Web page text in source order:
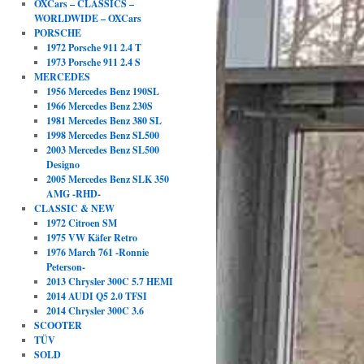
OXCars – CLASSICS –
WORLDWIDE – OXCars
PORSCHE
1972 Porsche 911 2.4 T
1973 Porsche 911 2.4 S
MERCEDES
1956 Mercedes Benz 190SL
1966 Mercedes Benz 230S
1981 Mercedes Benz 380 SL
1998 Mercedes Benz SL500
2003 Mercedes Benz SL500
Designo
2005 Mercedes Benz SLK 350
AMG -RHD-
CLASSIC & NEW
1972 Citroen SM
1975 VW Käfer Retro
1976 March 761 -Ronnie
Peterson-
2013 Chrysler 300C 5.7 HEMI
2014 AUDI Q5 2.0 TFSI
2014 Chrysler 300C 3.6
SCOOTER
TÜV
SOLD